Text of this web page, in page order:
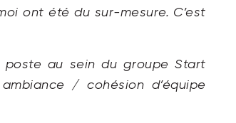
ont été du sur-mesure. C’est
poste au sein du groupe Start
/ cohésion d’équipe